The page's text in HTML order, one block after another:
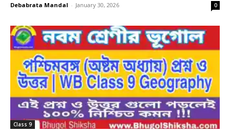
Debabrata Mandal - January 30, 2026 0
Class 9